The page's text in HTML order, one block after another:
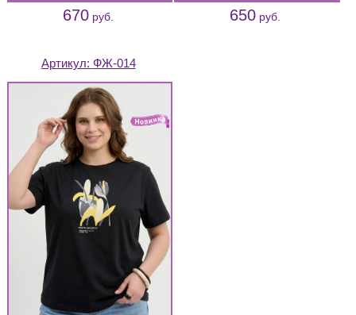
670 руб. 650 руб.
Артикул: ФЖ-014